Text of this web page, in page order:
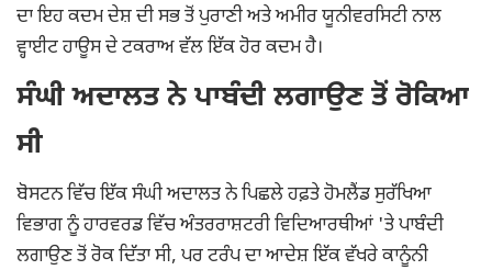
ਦਾ ਇਹ ਕਦਮ ਦੇਸ਼ ਦੀ ਸਭ ਤੋਂ ਪੁਰਾਣੀ ਅਤੇ ਅਮੀਰ ਯੂਨੀਵਰਸਿਟੀ ਨਾਲ
ਵ੍ਹਾਈਟ ਹਾਊਸ ਦੇ ਟਕਰਾਅ ਵੱਲ ਇੱਕ ਹੋਰ ਕਦਮ ਹੈ।
ਸੰਘੀ ਅਦਾਲਤ ਨੇ ਪਾਬੰਦੀ ਲਗਾਉਣ ਤੋਂ ਰੋਕਿਆ
ਸੀ
ਬੋਸਟਨ ਵਿੱਚ ਇੱਕ ਸੰਘੀ ਅਦਾਲਤ ਨੇ ਪਿਛਲੇ ਹਫ਼ਤੇ ਹੋਮਲੈਂਡ ਸੁਰੱਖਿਆ
ਵਿਭਾਗ ਨੂੰ ਹਾਰਵਰਡ ਵਿੱਚ ਅੰਤਰਰਾਸ਼ਟਰੀ ਵਿਦਿਆਰਥੀਆਂ 'ਤੇ ਪਾਬੰਦੀ
ਲਗਾਉਣ ਤੋਂ ਰੋਕ ਦਿੱਤਾ ਸੀ, ਪਰ ਟਰੰਪ ਦਾ ਆਦੇਸ਼ ਇੱਕ ਵੱਖਰੇ ਕਾਨੂੰਨੀ